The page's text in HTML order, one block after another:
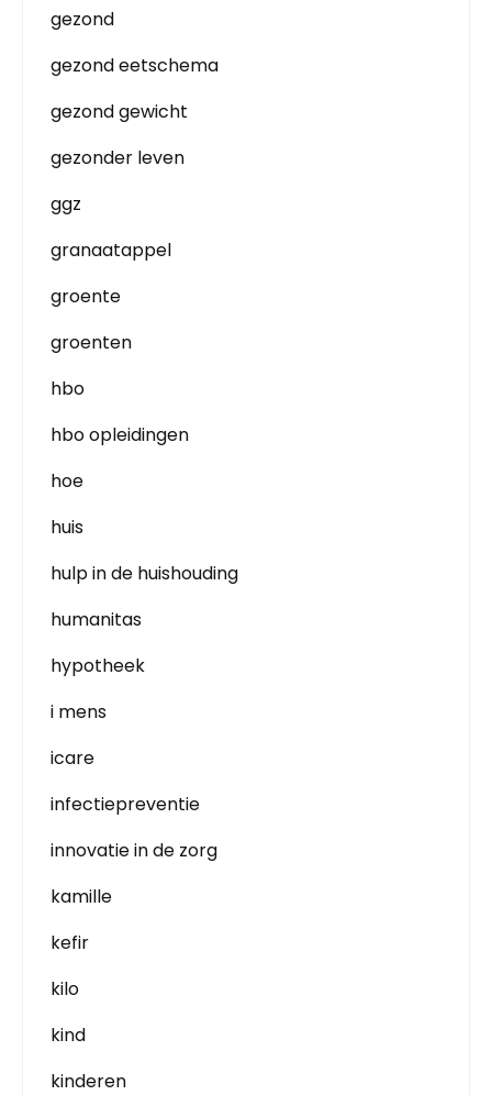
gezond
gezond eetschema
gezond gewicht
gezonder leven
ggz
granaatappel
groente
groenten
hbo
hbo opleidingen
hoe
huis
hulp in de huishouding
humanitas
hypotheek
i mens
icare
infectiepreventie
innovatie in de zorg
kamille
kefir
kilo
kind
kinderen